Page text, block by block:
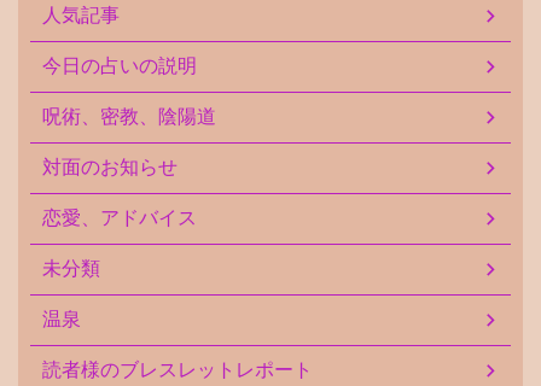
人気記事
今日の占いの説明
呪術、密教、陰陽道
対面のお知らせ
恋愛、アドバイス
未分類
温泉
読者様のブレスレットレポート